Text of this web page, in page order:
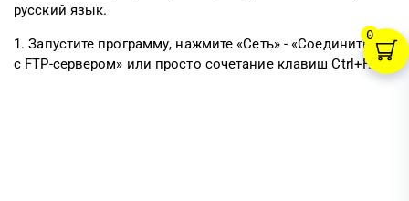
русский язык.
1. Запустите программу, нажмите «Сеть» - «Соединиться
с FTP-сервером» или просто сочетание клавиш Ctrl+F.
0